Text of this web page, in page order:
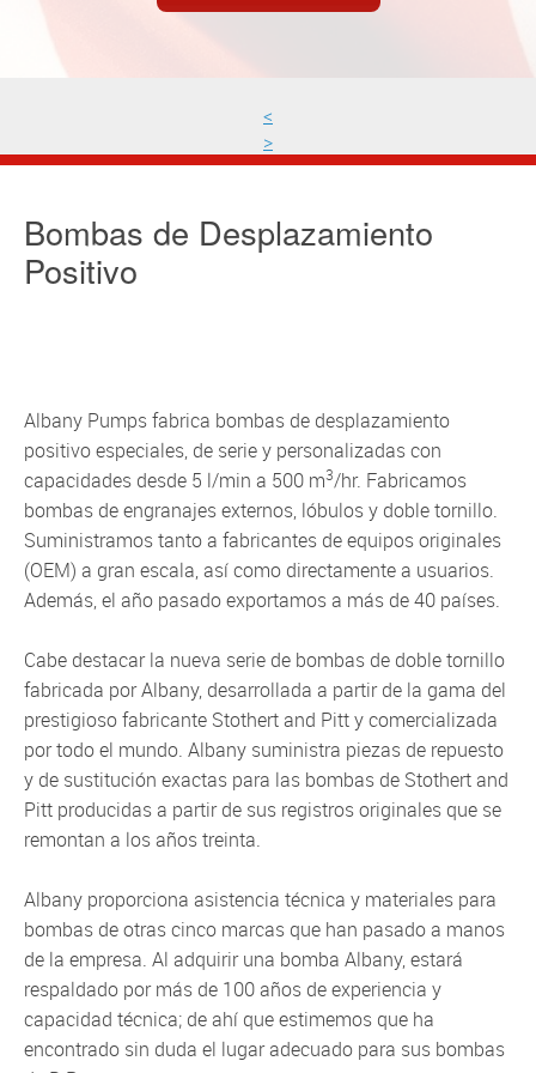
<
>
Bombas de Desplazamiento
Positivo
Albany Pumps fabrica bombas de desplazamiento
positivo especiales, de serie y personalizadas con
capacidades desde 5 l/min a 500 m3/hr. Fabricamos
bombas de engranajes externos, lóbulos y doble tornillo.
Suministramos tanto a fabricantes de equipos originales
(OEM) a gran escala, así como directamente a usuarios.
Además, el año pasado exportamos a más de 40 países.
Cabe destacar la nueva serie de bombas de doble tornillo
fabricada por Albany, desarrollada a partir de la gama del
prestigioso fabricante Stothert and Pitt y comercializada
por todo el mundo. Albany suministra piezas de repuesto
y de sustitución exactas para las bombas de Stothert and
Pitt producidas a partir de sus registros originales que se
remontan a los años treinta.
Albany proporciona asistencia técnica y materiales para
bombas de otras cinco marcas que han pasado a manos
de la empresa. Al adquirir una bomba Albany, estará
respaldado por más de 100 años de experiencia y
capacidad técnica; de ahí que estimemos que ha
encontrado sin duda el lugar adecuado para sus bombas